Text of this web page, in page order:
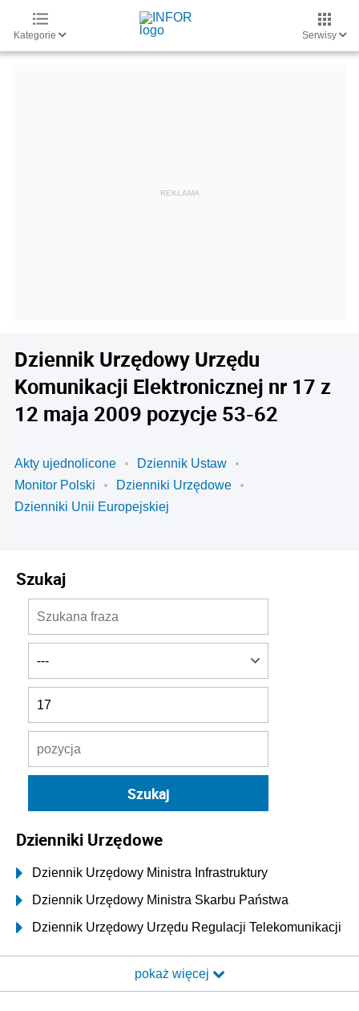
Kategorie Serwisy
Dziennik Urzędowy Urzędu
Komunikacji Elektronicznej nr 17 z
12 maja 2009 pozycje 53-62
Akty ujednolicone
Dziennik Ustaw
Monitor Polski
Dzienniki Urzędowe
Dzienniki Unii Europejskiej
Szukaj
Dzienniki Urzędowe
Dziennik Urzędowy Ministra Infrastruktury
Dziennik Urzędowy Ministra Skarbu Państwa
Dziennik Urzędowy Urzędu Regulacji Telekomunikacji
Dziennik Urzędowy Ministra Transportu i Budownictwa
pokaż więcej